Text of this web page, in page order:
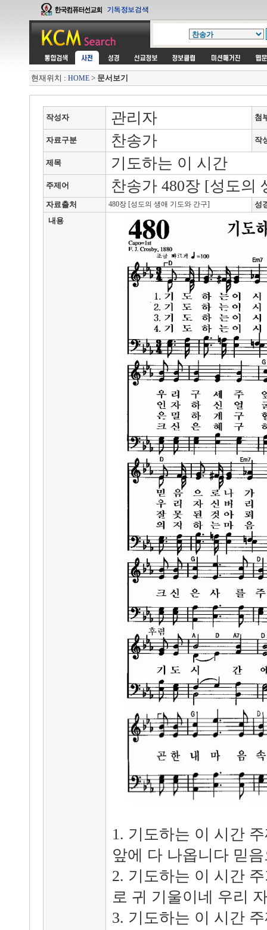
현재위치 : HOME > 문서보기
작성자 관리자 첨
자료구분 찬송가 작
제목 기도하는 이 시간
주제어 찬송가 480장 [성도의
자료출처 480장 [성도의 생애 기도와 간구]
성
내용
1. 기도하는 이 시간
앞에 다 나옵니다 믿
2. 기도하는 이 시간
로 귀 기울이네 우리
3. 기도하는 이 시간